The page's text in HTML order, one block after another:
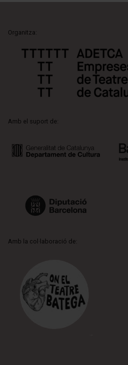
Organitza:
Amb el suport de:
Amb la col·laboració de: